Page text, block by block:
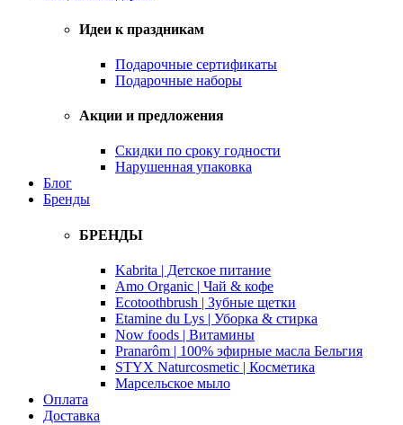
Идеи к праздникам
Подарочные сертификаты
Подарочные наборы
Акции и предложения
Скидки по сроку годности
Нарушенная упаковка
Блог
Бренды
БРЕНДЫ
Kabrita | Детское питание
Amo Organic | Чай & кофе
Ecotoothbrush | Зубные щетки
Etamine du Lys | Уборка & стирка
Now foods | Витамины
Pranarôm | 100% эфирные масла Бельгия
STYX Naturcosmetic | Косметика
Марсельское мыло
Оплата
Доставка